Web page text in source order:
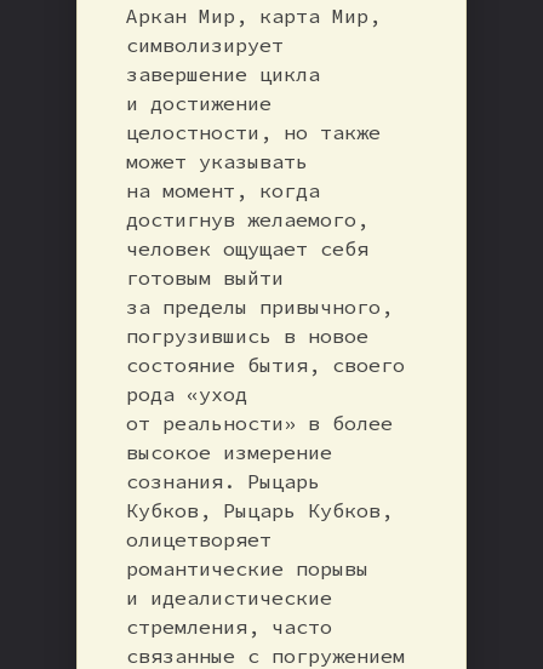
Аркан Мир, карта Мир,
символизирует
завершение цикла
и достижение
целостности, но также
может указывать
на момент, когда
достигнув желаемого,
человек ощущает себя
готовым выйти
за пределы привычного,
погрузившись в новое
состояние бытия, своего
рода «уход
от реальности» в более
высокое измерение
сознания. Рыцарь
Кубков, Рыцарь Кубков,
олицетворяет
романтические порывы
и идеалистические
стремления, часто
связанные с погружением